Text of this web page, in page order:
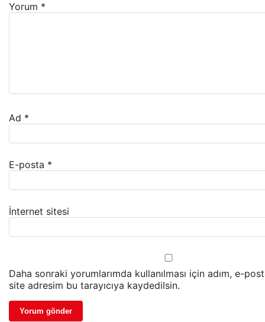
Yorum *
Ad *
E-posta *
İnternet sitesi
Daha sonraki yorumlarımda kullanılması için adım, e-
site adresim bu tarayıcıya kaydedilsin.